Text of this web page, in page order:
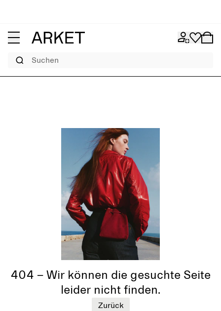
Suchen
404 – Wir können die gesuchte Seite
leider nicht finden.
Zurück